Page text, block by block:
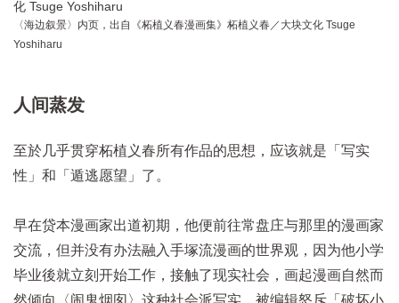
〈海边叙景〉内页，出自《柘植义春漫画集》柘植义春／大块文化 Tsuge
Yoshiharu
人间蒸发
至於几乎贯穿柘植义春所有作品的思想，应该就是「写实
性」和「遁逃愿望」了。
早在贷本漫画家出道初期，他便前往常盘庄与那里的漫画家
交流，但并没有办法融入手塚流漫画的世界观，因为他小学
毕业後就立刻开始工作，接触了现实社会，画起漫画自然而